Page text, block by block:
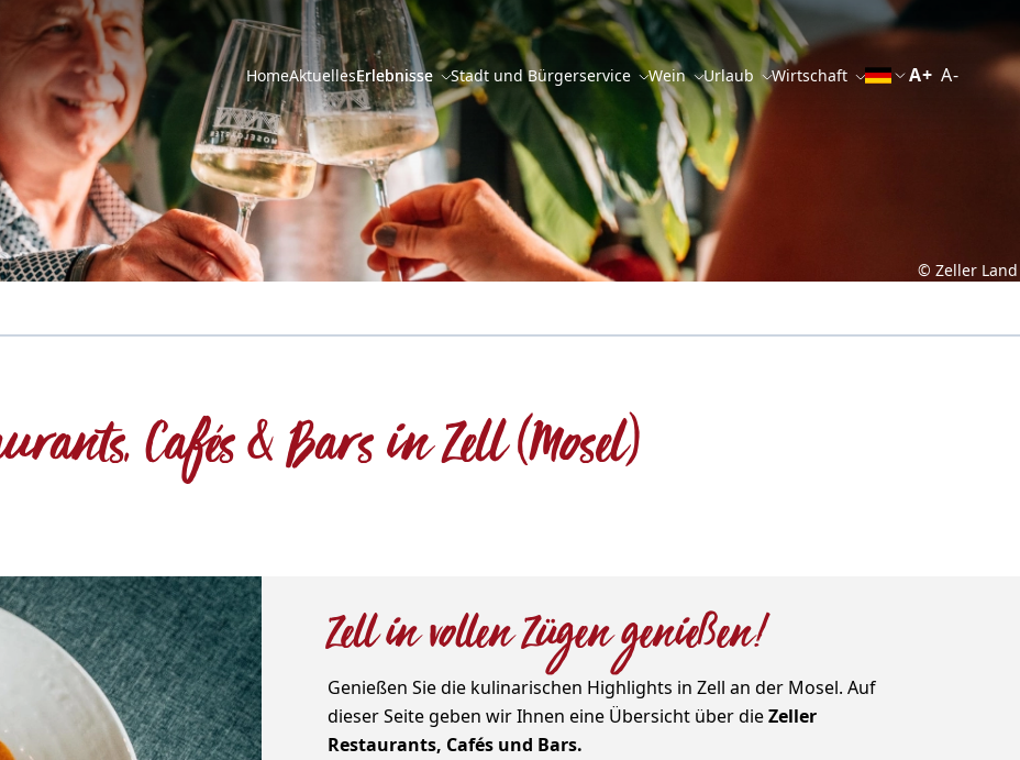
HomeAktuellesErlebnisse Stadt und Bürgerservice Wein Urlaub Wirtschaft A+ A-
© Zeller Land
Cafés & Bars in Zell (Mosel)
Zell in vollen Zügen genießen!
Genießen Sie die kulinarischen Highlights in Zell an der Mosel. Auf
dieser Seite geben wir Ihnen eine Übersicht über dieZeller
Restaurants, Cafés und Bars.